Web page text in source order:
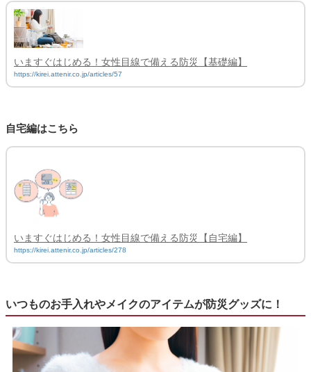
いますぐはじめる！女性目線で備える防災【基礎編】
https://kirei.attenir.co.jp/articles/57
自宅編はこちら
いますぐはじめる！女性目線で備える防災【自宅編】
https://kirei.attenir.co.jp/articles/278
いつものお手入れやメイクのアイテムが防災グッズに！